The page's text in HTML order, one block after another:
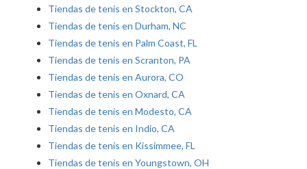
Tiendas de tenis en Stockton, CA
Tiendas de tenis en Durham, NC
Tiendas de tenis en Palm Coast, FL
Tiendas de tenis en Scranton, PA
Tiendas de tenis en Aurora, CO
Tiendas de tenis en Oxnard, CA
Tiendas de tenis en Modesto, CA
Tiendas de tenis en Indio, CA
Tiendas de tenis en Kissimmee, FL
Tiendas de tenis en Youngstown, OH